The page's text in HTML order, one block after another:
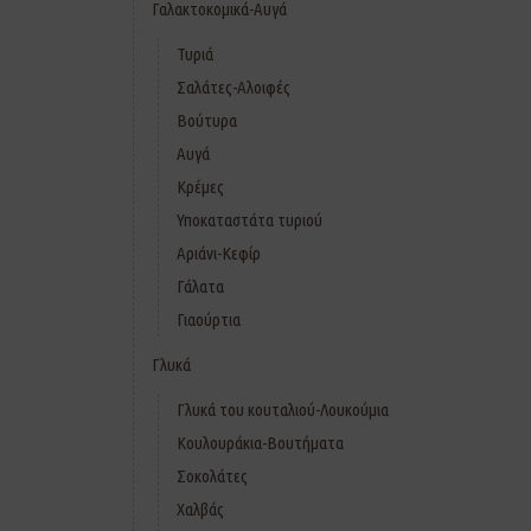
Γαλακτοκομικά-Αυγά
Τυριά
Σαλάτες-Αλοιφές
Βούτυρα
Αυγά
Κρέμες
Υποκαταστάτα τυριού
Αριάνι-Κεφίρ
Γάλατα
Γιαούρτια
Γλυκά
Γλυκά του κουταλιού-Λουκούμια
Κουλουράκια-Βουτήματα
Σοκολάτες
Χαλβάς